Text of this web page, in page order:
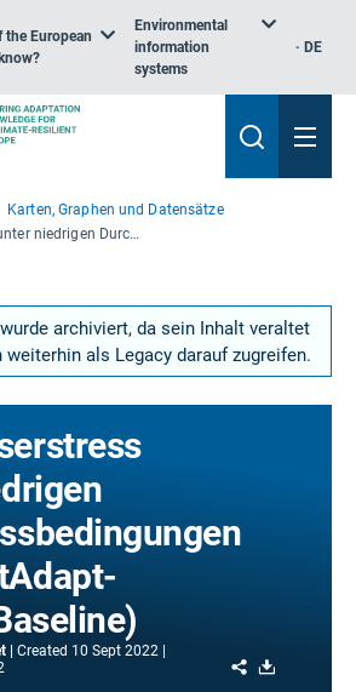
European
Environmental
information
systems
DE
Karten, Graphen und Datensätze
Kühlwasserstress unter niedrigen Durchflussbedingungen (ClimWatAdapt-Projekt, Baseline)
archiviert, da sein Inhalt veraltet
weiterhin als Legacy darauf zugreifen.
Created 10 Sept 2022
Share